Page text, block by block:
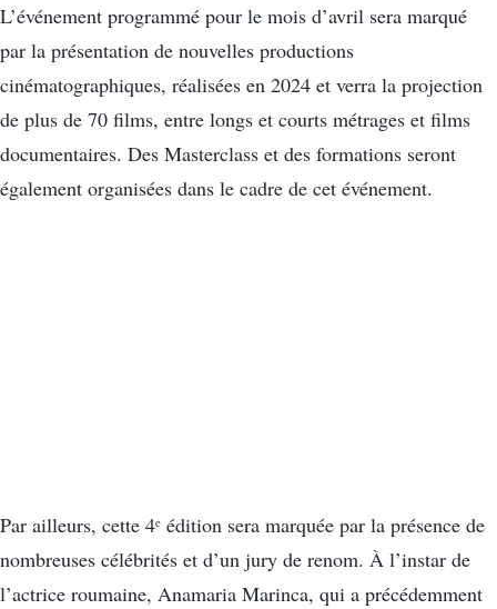
L’événement programmé pour le mois d’avril sera marqué
par la présentation de nouvelles productions
cinématographiques, réalisées en 2024 et verra la projection
de plus de 70 films, entre longs et courts métrages et films
documentaires. Des Masterclass et des formations seront
également organisées dans le cadre de cet événement.
Par ailleurs, cette 4ᵉ édition sera marquée par la présence de
nombreuses célébrités et d’un jury de renom. À l’instar de
l’actrice roumaine, Anamaria Marinca, qui a précédemment